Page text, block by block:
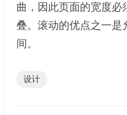
曲，因此页面的宽度必
叠。滚动的优点之一是
间。
设计